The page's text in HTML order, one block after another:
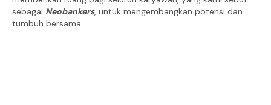
sebagai Neobankers, untuk mengembangkan potensi dan
tumbuh bersama.